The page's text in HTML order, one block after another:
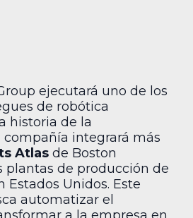
ejecutará uno de los
de robótica
historia de la
compañía integrará más
Atlas de Boston
plantas de producción de
Estados Unidos. Este
automatizar el